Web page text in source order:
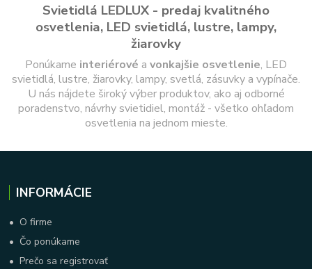
Svietidlá LEDLUX - predaj kvalitného
osvetlenia, LED svietidlá, lustre, lampy,
žiarovky
Ponúkame interiérové a vonkajšie osvetlenie, LED
svietidlá, lustre, žiarovky, lampy, svetlá, zásuvky a vypínače.
U nás nájdete široký výber produktov, ako aj odborné
poradenstvo, návrhy svietidiel, montáž - všetko ohľadom
osvetlenia na jednom mieste.
INFORMÁCIE
• O firme
• Čo ponúkame
•Prečo sa registrovať